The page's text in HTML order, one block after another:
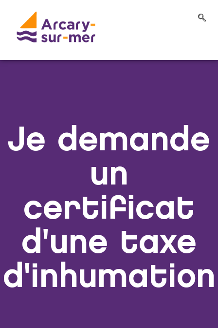
Je demande
un
certificat
d'une taxe
d'inhumation